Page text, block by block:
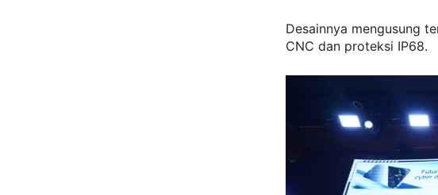
Desainnya mengusung
CNC dan proteksi IP68.